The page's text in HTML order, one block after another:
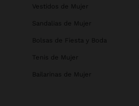
Vestidos de Mujer
Sandalias de Mujer
Bolsas de Fiesta y Boda
Tenis de Mujer
Bailarinas de Mujer